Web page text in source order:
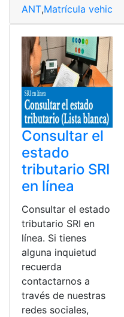
ANT,Matrícula vehicular
Consultar el
estado
tributario SRI
en línea
Consultar el estado
tributario SRI en
línea. Si tienes
alguna inquietud
recuerda
contactarnos a
través de nuestras
redes sociales,